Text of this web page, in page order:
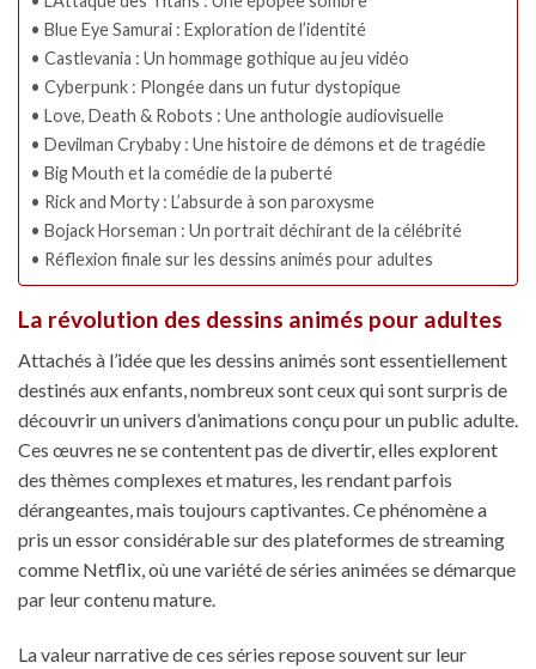
Blue Eye Samurai : Exploration de l’identité
Castlevania : Un hommage gothique au jeu vidéo
Cyberpunk : Plongée dans un futur dystopique
Love, Death & Robots : Une anthologie audiovisuelle
Devilman Crybaby : Une histoire de démons et de tragédie
Big Mouth et la comédie de la puberté
Rick and Morty : L’absurde à son paroxysme
Bojack Horseman : Un portrait déchirant de la célébrité
Réflexion finale sur les dessins animés pour adultes
La révolution des dessins animés pour adultes
Attachés à l’idée que les dessins animés sont essentiellement
destinés aux enfants, nombreux sont ceux qui sont surpris de
découvrir un univers d’animations conçu pour un public adulte.
Ces œuvres ne se contentent pas de divertir, elles explorent
des thèmes complexes et matures, les rendant parfois
dérangeantes, mais toujours captivantes. Ce phénomène a
pris un essor considérable sur des plateformes de streaming
comme Netflix, où une variété de séries animées se démarque
par leur contenu mature.
La valeur narrative de ces séries repose souvent sur leur